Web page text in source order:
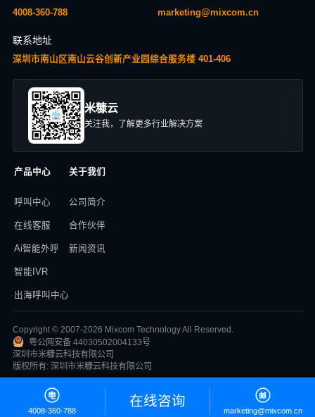
4008-360-788 marketing@mixcom.cn
联系地址
深圳市南山区南山云谷创新产业园综合服务楼 401-406
米糠云
关注我，了解更多行业解决方案
产品中心
呼叫中心
在线客服
Ai智能外呼
智能IVR
出海呼叫中心
关于我们
公司简介
合作伙伴
新闻资讯
Copyright © 2007-2026 Mixcom Technology All Reserved.
粤公网安备 44030502004133号
深圳市米糠云科技有限公司
版权所有: 深圳市米糠云科技有限公司
4008-360-788
在线咨询
marketing@mixcom.cn